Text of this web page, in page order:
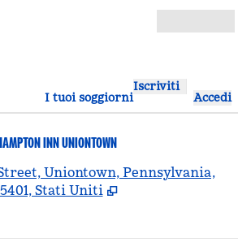
I tuoi soggiorni
Iscriviti
Accedi
INN UNIONTOWN
Uniontown, Pennsylvania,
Stati Uniti